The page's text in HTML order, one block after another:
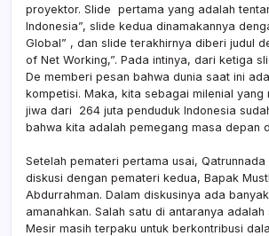
proyektor. Slide pertama yang adalah
Indonesia”, slide kedua dinamakannya
Global” , dan slide terakhirnya diberi judul
of Net Working,”. Pada intinya, dari ketiga
De memberi pesan bahwa dunia saat ini
kompetisi. Maka, kita sebagai milenial yang
jiwa dari 264 juta penduduk Indonesia
bahwa kita adalah pemegang masa depan
Setelah pemateri pertama usai, Qatrunnada
diskusi dengan pemateri kedua, Bapak
Abdurrahman. Dalam diskusinya ada
amanahkan. Salah satu di antaranya adalah
Mesir masih terpaku untuk berkontribusi